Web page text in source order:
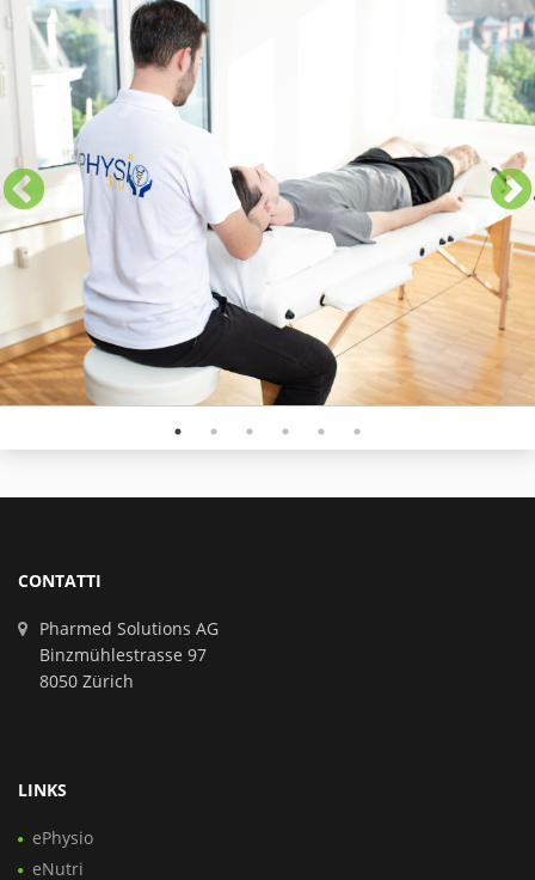
CONTATTI
Pharmed Solutions AG
Binzmühlestrasse 97
8050 Zürich
LINKS
ePhysio
eNutri